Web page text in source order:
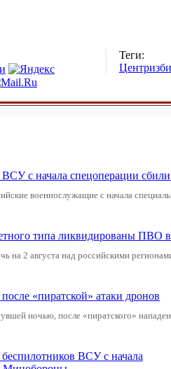
Теги:
ВСУ с начала спецоперации
военнослужащие с начала
типа ликвидированы ПВО
на 2 августа над российскими
«пиратской» атаки дронов
ночью, после «пиратского»
беспилотников ВСУ с начала